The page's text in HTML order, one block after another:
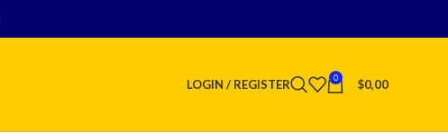
LOGIN / REGISTER 0 $0,00